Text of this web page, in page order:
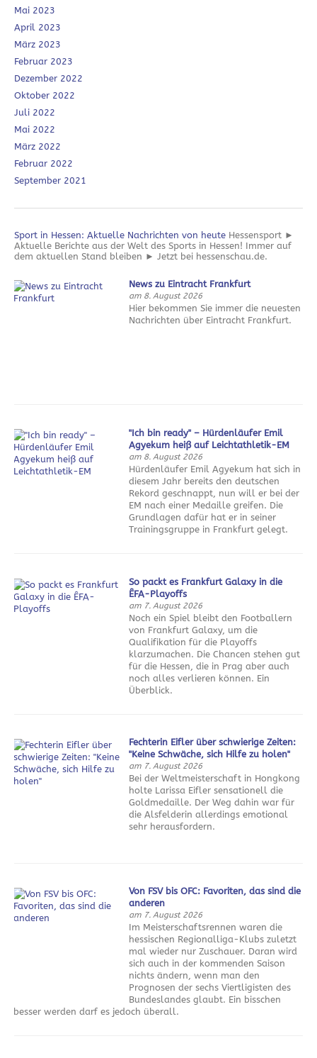
Mai 2023
April 2023
März 2023
Februar 2023
Dezember 2022
Oktober 2022
Juli 2022
Mai 2022
März 2022
Februar 2022
September 2021
Sport in Hessen: Aktuelle Nachrichten von heute Hessensport ►
Aktuelle Berichte aus der Welt des Sports in Hessen! Immer auf
dem aktuellen Stand bleiben ► Jetzt bei hessenschau.de.
News zu Eintracht Frankfurt
am 8. August 2026
Hier bekommen Sie immer die neuesten
Nachrichten über Eintracht Frankfurt.
"Ich bin ready" – Hürdenläufer Emil
Agyekum heiß auf Leichtathletik-EM
am 8. August 2026
Hürdenläufer Emil Agyekum hat sich in
diesem Jahr bereits den deutschen
Rekord geschnappt, nun will er bei der
EM nach einer Medaille greifen. Die
Grundlagen dafür hat er in seiner
Trainingsgruppe in Frankfurt gelegt.
So packt es Frankfurt Galaxy in die
ÊFA-Playoffs
am 7. August 2026
Noch ein Spiel bleibt den Footballern
von Frankfurt Galaxy, um die
Qualifikation für die Playoffs
klarzumachen. Die Chancen stehen gut
für die Hessen, die in Prag aber auch
noch alles verlieren können. Ein
Überblick.
Fechterin Eifler über schwierige Zeiten:
"Keine Schwäche, sich Hilfe zu holen"
am 7. August 2026
Bei der Weltmeisterschaft in Hongkong
holte Larissa Eifler sensationell die
Goldmedaille. Der Weg dahin war für
die Alsfelderin allerdings emotional
sehr herausfordern.
Von FSV bis OFC: Favoriten, das sind die
anderen
am 7. August 2026
Im Meisterschaftsrennen waren die
hessischen Regionalliga-Klubs zuletzt
mal wieder nur Zuschauer. Daran wird
sich auch in der kommenden Saison
nichts ändern, wenn man den
Prognosen der sechs Viertligisten des
Bundeslandes glaubt. Ein bisschen
besser werden darf es jedoch überall.